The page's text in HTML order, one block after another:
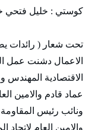
كوستي : خليل فتحي
تحت شعار ( رائدات
الاعمال دشنت عمل
الاقتصادية المهندس
عماد قادم والامين
ونائب رئيس
والامين العام لاتحاد